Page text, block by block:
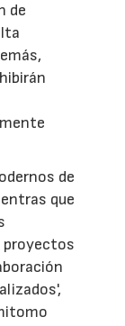
de
de
que
proyectos